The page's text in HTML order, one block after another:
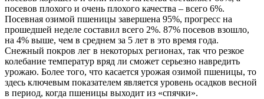
посевов плохого и очень плохого качества – всего 6%.
Посевная озимой пшеницы завершена 95%, прогресс на
прошедшей неделе составил всего 2%. 87% посевов взошло,
на 4% выше, чем в среднем за 5 лет в это время года.
Снежный покров лег в некоторых регионах, так что резкое
колебание температур вряд ли сможет серьезно навредить
урожаю. Более того, что касается урожая озимой пшеницы, то
здесь ключевым показателем является уровень осадков весной
в период, когда пшеницы выходит из «спячки».